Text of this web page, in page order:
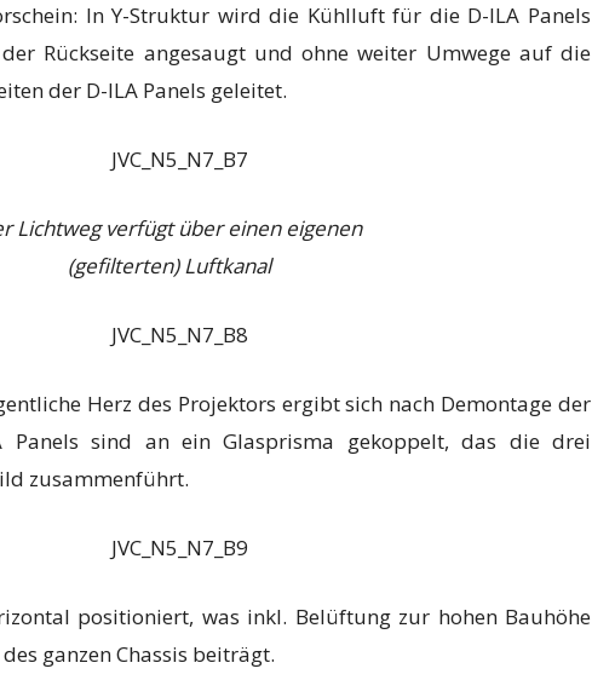
In Y-Struktur wird die Kühlluft für die D-ILA Panels
Rückseite angesaugt und ohne weiter Umwege auf die
der D-ILA Panels geleitet.
Lichtweg verfügt über einen eigenen
(gefilterten) Luftkanal
Herz des Projektors ergibt sich nach Demontage der
Panels sind an ein Glasprisma gekoppelt, das die drei
zusammenführt.
positioniert, was inkl. Belüftung zur hohen Bauhöhe
ganzen Chassis beiträgt.